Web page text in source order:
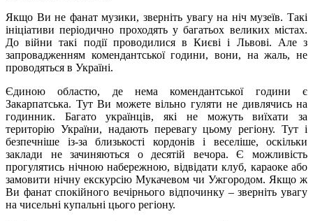
Якщо Ви не фанат музики, зверніть увагу на ніч музеїв. Такі
ініціативи періодично проходять у багатьох великих містах.
До війни такі події проводилися в Києві і Львові. Але з
запровадженням комендантської години, вони, на жаль, не
проводяться в Україні.
Єдиною областю, де нема комендантської години є
Закарпатська. Тут Ви можете вільно гуляти не дивлячись на
годинник. Багато українців, які не можуть виїхати за
територію України, надають перевагу цьому регіону. Тут і
безпечніше із-за близькості кордонів і веселіше, оскільки
заклади не зачиняються о десятій вечора. Є можливість
прогулятись нічною набережною, відвідати клуб, караоке або
замовити нічну екскурсію Мукачевом чи Ужгородом. Якщо ж
Ви фанат спокійного вечірнього відпочинку – зверніть увагу
на чисельні купальні цього регіону.